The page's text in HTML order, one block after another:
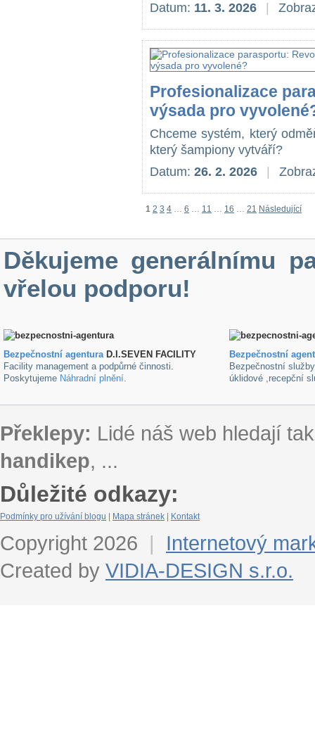
Datum: 11. 3. 2026
Profesionalizace
výsada pro
Chceme systém, který
který šampiony vytváří?
Datum: 26. 2. 2026
1 2 3 4 … 6 … 11 … 16 … 21 Následující
Děkujeme generálnímu
vřelou podporu!
Bezpečnostní agenturaD.I.SEVEN FACILITY
Facility management a podpůrné činnosti.
Poskytujeme Náhradní plnění.
Bezpečnostní
Bezpečnostní
úklidové ,recepční
Překlepy: Lidé náš web hledají
handikep, ...
Důležité odkazy:
Podmínky pro užívání blogu Mapa stránek Kontakt
Copyright 2026 |
Internetový
Created by VIDIA-DESIGN s.r.o.